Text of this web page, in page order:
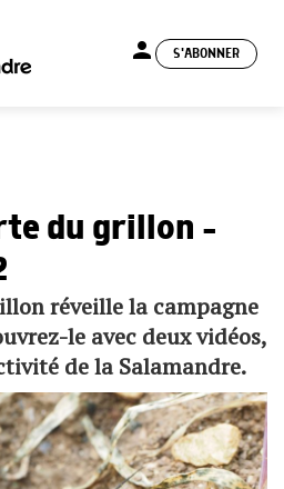
person S'ABONNER
du grillon –
réveille la campagne
le avec deux vidéos,
de la Salamandre.